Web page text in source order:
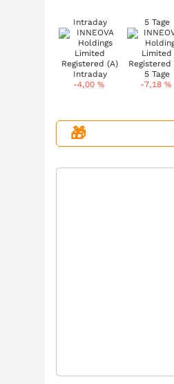
Intraday
-4,00 %
5 Tage
-7,18 %
🎁